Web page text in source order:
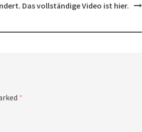
Das vollständige Video ist hier.
*